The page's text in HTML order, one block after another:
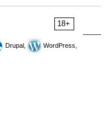
18+
Drupal,
WordPress,